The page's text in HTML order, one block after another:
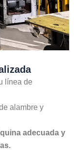
línea de
alambre y
adecuada y